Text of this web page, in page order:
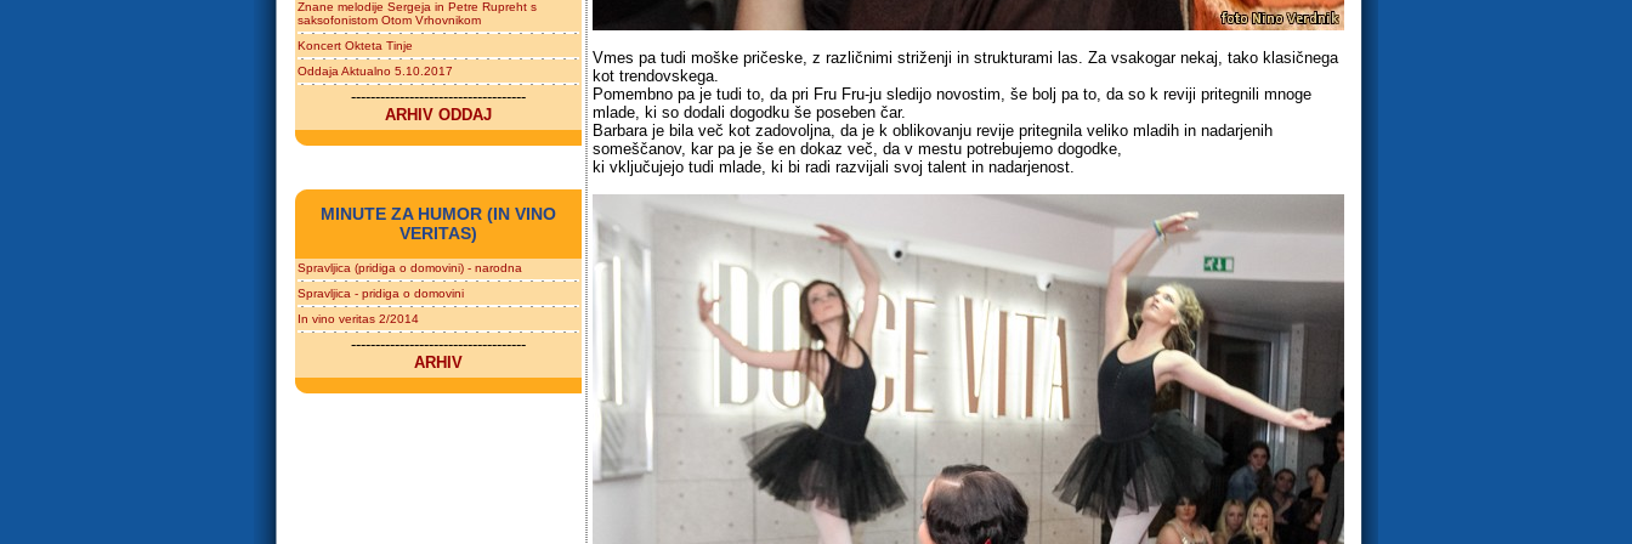
Znane melodije Sergeja in Petre Rupreht s
saksofonistom Otom Vrhovnikom
Koncert Okteta Tinje
Oddaja Aktualno 5.10.2017
------------------------------------
ARHIV ODDAJ
MINUTE ZA HUMOR (IN VINO
VERITAS)
Spravljica (pridiga o domovini) - narodna
Spravljica - pridiga o domovini
In vino veritas 2/2014
------------------------------------
ARHIV
Vmes pa tudi moške pričeske, z različnimi striženji in strukturami las. Za vsakogar nekaj, tako klasičnega
kot trendovskega.
Pomembno pa je tudi to, da pri Fru Fru-ju sledijo novostim, še bolj pa to, da so k reviji pritegnili mnoge
mlade, ki so dodali dogodku še poseben čar.
Barbara je bila več kot zadovoljna, da je k oblikovanju revije pritegnila veliko mladih in nadarjenih
someščanov, kar pa je še en dokaz več, da v mestu potrebujemo dogodke,
ki vključujejo tudi mlade, ki bi radi razvijali svoj talent in nadarjenost.